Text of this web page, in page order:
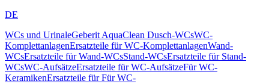
DE
WCs und UrinaleGeberit AquaClean Dusch-WCsWC-
KomplettanlagenErsatzteile für WC-KomplettanlagenWand-
WCsErsatzteile für Wand-WCsStand-WCsErsatzteile für Stand-
WCsWC-AufsätzeErsatzteile für WC-AufsätzeFür WC-
KeramikenErsatzteile für Für WC-